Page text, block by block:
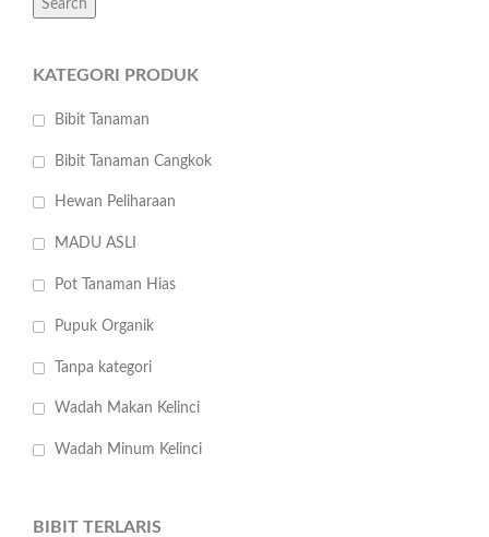
Search
KATEGORI PRODUK
Bibit Tanaman
Bibit Tanaman Cangkok
Hewan Peliharaan
MADU ASLI
Pot Tanaman Hias
Pupuk Organik
Tanpa kategori
Wadah Makan Kelinci
Wadah Minum Kelinci
BIBIT TERLARIS